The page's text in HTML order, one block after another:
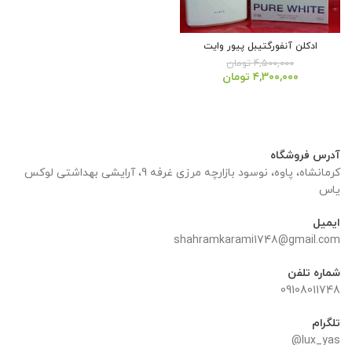
ادکلن آنفورگتیبل پیور وایت
۴,۵۰۰,۰۰۰ تومان
قیمت
۴,۳۰۰,۰۰۰ تومان
آدرس فروشگاه
کرمانشاه، پاوه، نوسود بازارچه مرزی غرفه 9، آرایشی بهداشتی لوکس
یاس
ایمیل
shahramkarami1748@gmail.com
شماره تلفن
09108011748
تلگرام
lux_yas@